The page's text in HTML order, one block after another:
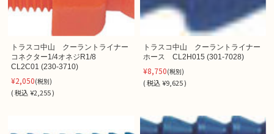
トラスコ中山 クーラントライナー
コネクター1/4オネジR1/8
CL2C01 (230-3710)
¥2,050(税別)
(税込¥2,255 )
トラスコ中山 クーラントライナー
ホース CL2H015 (301-7028)
¥8,750(税別)
(税込 ¥9,625 )